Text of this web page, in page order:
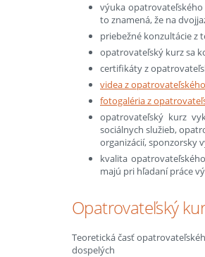
výuka
to znamená, že na
priebežné konzultácie z
opatrovateľský kurz sa
certifikáty z
videa z
fotogaléria z
opatrovateľský kurz
sociálnych služieb,
organizácií, sponzorsky
kvalita
majú pri hľadaní práce
Opatrovateľský
Teoretická časť
dospelých